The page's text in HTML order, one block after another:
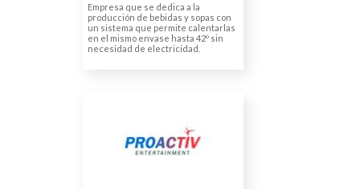
Empresa que se dedica a la
producción de bebidas y sopas con
un sistema que permite calentarlas
en el mismo envase hasta 42º sin
necesidad de electricidad.
Traducción de scripts a
hebreo, ruso y árabe